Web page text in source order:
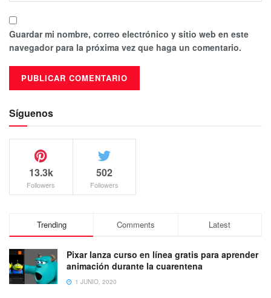
Guardar mi nombre, correo electrónico y sitio web en este
navegador para la próxima vez que haga un comentario.
Síguenos
13.3k
Followers
502
Followers
Trending Comments Latest
Pixar lanza curso en línea gratis para aprender
animación durante la cuarentena
1 JUNIO, 2020